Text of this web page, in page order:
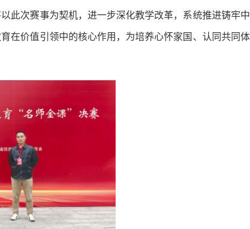
此次赛事为契机，进一步深化教学改革，系统推进铸牢
在价值引领中的核心作用，为培养心怀家国、认同共同